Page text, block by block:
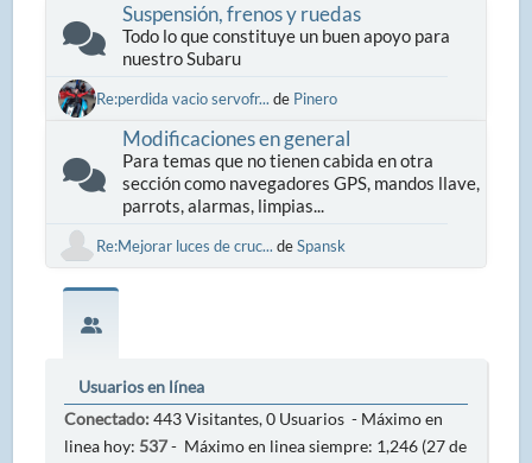
Suspensión, frenos y ruedas
Todo lo que constituye un buen apoyo para
nuestro Subaru
Re:perdida vacio servofr... de Pinero
Modificaciones en general
Para temas que no tienen cabida en otra
sección como navegadores GPS, mandos llave,
parrots, alarmas, limpias...
Re:Mejorar luces de cruc... deSpansk
Usuarios en línea
Conectado:443 Visitantes, 0 Usuarios - Máximo en
linea hoy: 537- Máximo en linea siempre: 1,246 (27 de